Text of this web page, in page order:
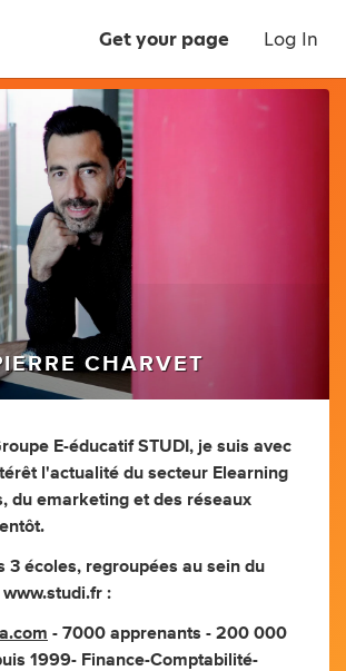
Get your page Log In
CHARVET
E-éducatif STUDI, je suis avec
l'actualité du secteur Elearning
du emarketing et des réseaux
3 écoles, regroupées au sein du
:
- 7000 apprenants - 200 000
1999- Finance-Comptabilité-